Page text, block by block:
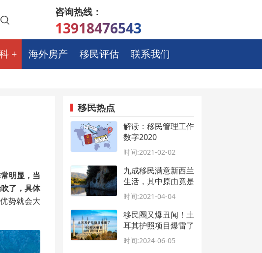
咨询热线：
13918476543
海外房产 移民评估 联系我们
明显，当
了，具体
势就会大
移民热点
解读：移民管理工作
数字2020
时间:2021-02-02
九成移民满意新西兰
生活，其中原由竟是
这些！
时间:2021-04-04
移民圈又爆丑闻！土
耳其护照项目爆雷了
60多人被抓
时间:2024-06-05